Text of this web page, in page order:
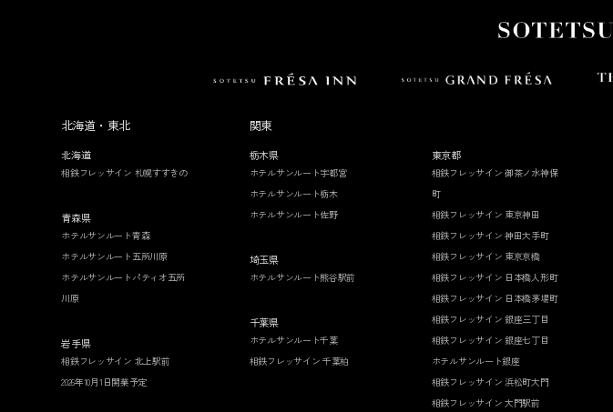
北海道・東北
北海道
相鉄フレッサイン 札幌すすきの
青森県
ホテルサンルート青森
ホテルサンルート五所川原
ホテルサンルートパティオ五所
川原
岩手県
相鉄フレッサイン 北上駅前
2026年10月1日開業予定
関東
栃木県
ホテルサンルート宇都宮
ホテルサンルート栃木
ホテルサンルート佐野
埼玉県
ホテルサンルート熊谷駅前
千葉県
ホテルサンルート千葉
相鉄フレッサイン 千葉柏
東京都
相鉄フレッサイン 御茶ノ水神保
町
相鉄フレッサイン 東京神田
相鉄フレッサイン 神田大手町
相鉄フレッサイン 東京京橋
相鉄フレッサイン 日本橋人形町
相鉄フレッサイン 日本橋茅場町
相鉄フレッサイン 銀座三丁目
相鉄フレッサイン 銀座七丁目
ホテルサンルート銀座
相鉄フレッサイン 浜松町大門
相鉄フレッサイン 大門駅前